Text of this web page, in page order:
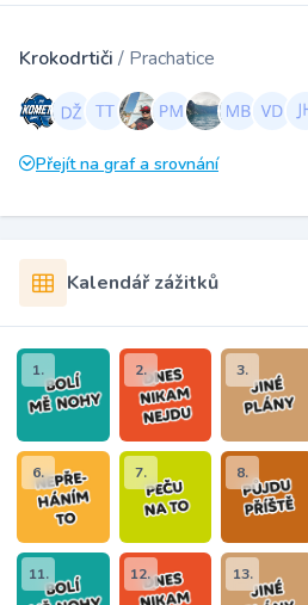
Krokodrtiči / Prachatice
Přejít na graf a srovnání
Kalendář zážitků
1. 2. 3.
6. 7. 8.
11. 12. 13.